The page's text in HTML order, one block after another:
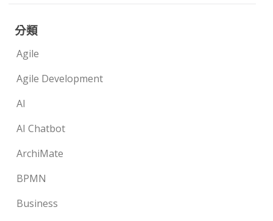
分類
Agile
Agile Development
AI
AI Chatbot
ArchiMate
BPMN
Business